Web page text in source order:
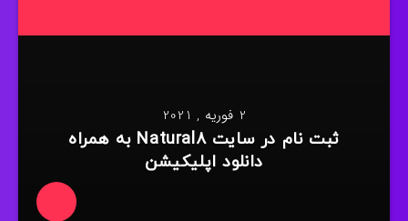
2 فوریه , 2021
ثبت نام در سایت Natural8 به همراه
دانلود اپلیکیشن